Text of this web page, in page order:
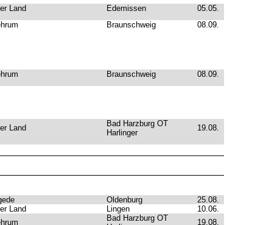
Land Edemissen 05.05.
Braunschweig 08.09.
Braunschweig 08.09.
Land
Bad Harzburg OT
Harlinger
19.08.
Oldenburg
25.08.
Land Lingen
10.06.
Bad Harzburg OT
19.08.